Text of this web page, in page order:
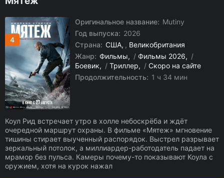
4
Оригинальное название: Mutiny
Год выпуска: 2026
Страна: США , Великобритания
Жанр: Фильмы / Фильмы 2026
/
Боевик
/ Триллер / Скоро на сайте
Продолжительность: 1 ч 34 мин
Коул Рид встречает утро в холле небоскрёба и ждёт
очередной маршрут охраны. В фильме «Мятеж» мгновение
тишины стирает выученный распорядок. Выстрел разрывает
зеркальный потолок, а миллиардер-работодатель падает на
мрамор без пульса. Камеры почему-то показывают Коула с
оружием, хотя на курок нажал